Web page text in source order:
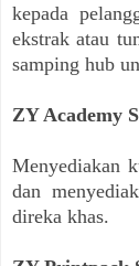
kepada
ekstrak atau
samping hub
ZY Academy
Menyediakan
dan
direka khas.